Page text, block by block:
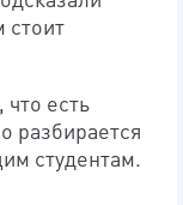
стоит
есть
разбирается
студентам.